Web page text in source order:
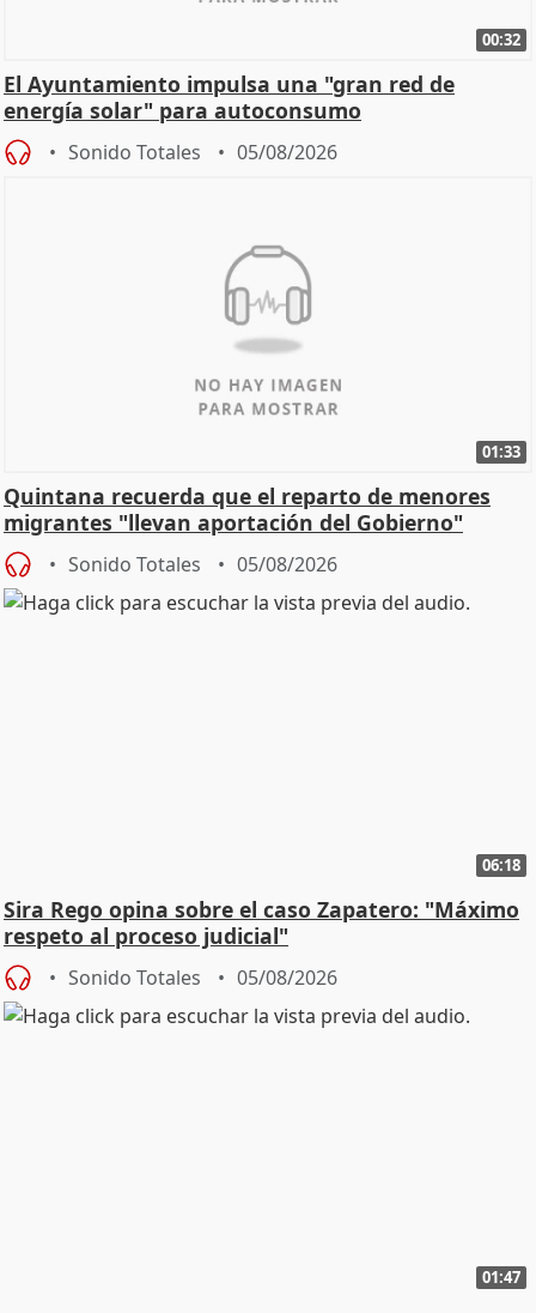
00:32
El Ayuntamiento impulsa una "gran red de
energía solar" para autoconsumo
Sonido Totales 05/08/2026
01:33
Quintana recuerda que el reparto de menores
migrantes "llevan aportación del Gobierno"
central
Sonido Totales 05/08/2026
06:18
Sira Rego opina sobre el caso Zapatero: "Máximo
respeto al proceso judicial"
Sonido Totales 05/08/2026
01:47